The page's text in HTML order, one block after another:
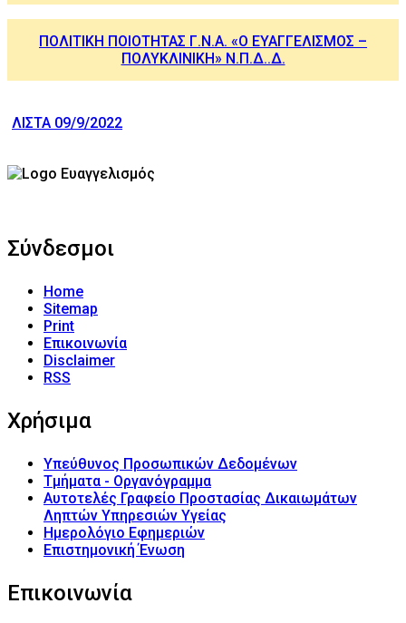
ΠΟΛΙΤΙΚΗ ΠΟΙΟΤΗΤΑΣ Γ.Ν.Α. «Ο ΕΥΑΓΓΕΛΙΣΜΟΣ –
ΠΟΛΥΚΛΙΝΙΚΗ» Ν.Π.Δ..Δ.
ΛΙΣΤΑ 09/9/2022
Σύνδεσμοι
Home
Sitemap
Print
Επικοινωνία
Disclaimer
RSS
Χρήσιμα
Υπεύθυνος Προσωπικών Δεδομένων
Τμήματα - Οργανόγραμμα
Αυτοτελές Γραφείο Προστασίας Δικαιωμάτων
Ληπτών Υπηρεσιών Υγείας
Ημερολόγιο Εφημεριών
Επιστημονική Ένωση
Επικοινωνία